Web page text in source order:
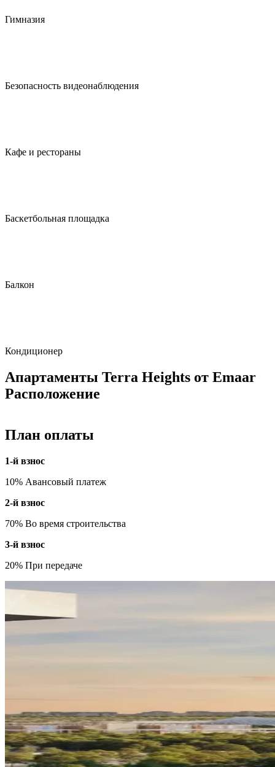
Гимназия
Безопасность видеонаблюдения
Кафе и рестораны
Баскетбольная площадка
Балкон
Кондиционер
Апартаменты Terra Heights от Emaar
Расположение
План оплаты
1-й взнос
10% Авансовый платеж
2-й взнос
70% Во время строительства
3-й взнос
20% При передаче